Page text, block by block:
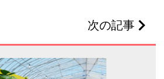
次の記事